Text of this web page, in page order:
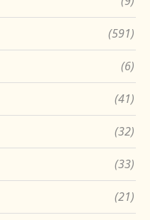
(591)
(6)
(41)
(32)
(33)
(21)